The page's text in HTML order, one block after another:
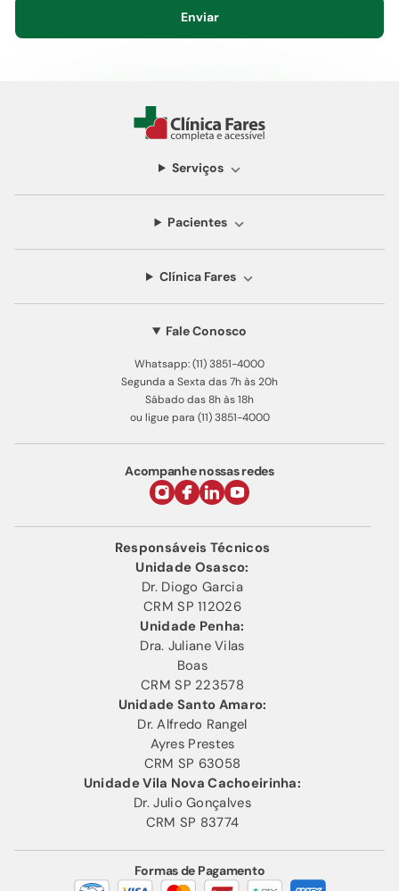
Enviar
Serviços
Pacientes
Clínica Fares
Fale Conosco
Whatsapp: (11) 3851-4000
Segunda a Sexta das 7h às 20h
Sábado das 8h às 18h
ou ligue para (11) 3851-4000
Acompanhe nossas redes
Responsáveis Técnicos
Unidade Osasco:
Dr. Diogo Garcia
CRM SP 112026
Unidade Penha:
Dra. Juliane Vilas
Boas
CRM SP 223578
Unidade Santo Amaro:
Dr. Alfredo Rangel
Ayres Prestes
CRM SP 63058
Unidade Vila Nova Cachoeirinha:
Dr. Julio Gonçalves
CRM SP 83774
Formas de Pagamento